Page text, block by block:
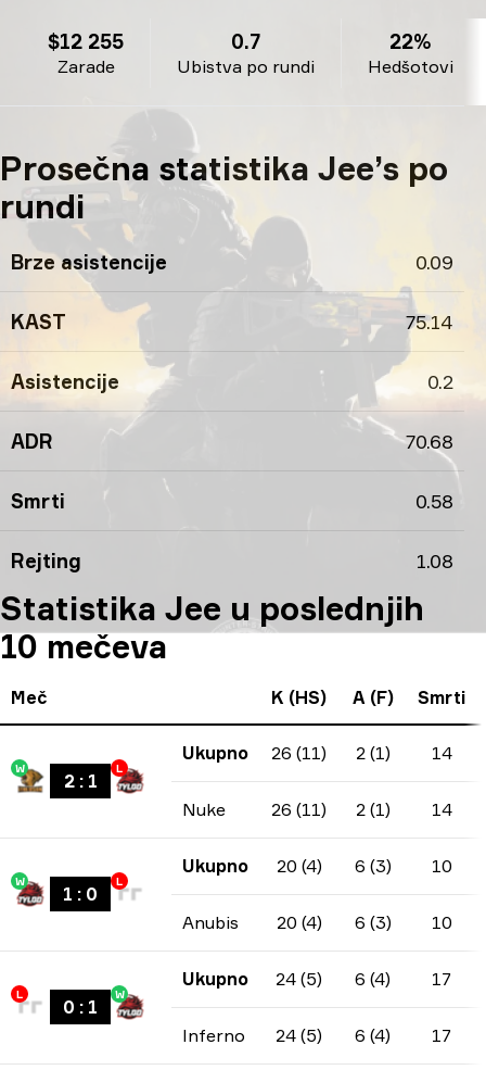
Zarade
$12 255
Ubistva po rundi
0.7
Hedšotovi
22%
Prosečna statistika Jee’s po
rundi
Brze asistencije 0.09
KAST 75.14
Asistencije 0.2
ADR 70.68
Smrti 0.58
Rejting 1.08
Statistika Jee u poslednjih
10 mečeva
Meč K (HS) A (F) Smrti
W
2: 1
L
Ukupno 26 (11) 2 (1) 14
Nuke 26 (11) 2 (1) 14
W
1 : 0
L
Ukupno 20 (4) 6 (3) 10
Anubis 20 (4) 6 (3) 10
L
0 : 1
W
Ukupno 24 (5) 6 (4) 17
Inferno 24 (5) 6 (4) 17